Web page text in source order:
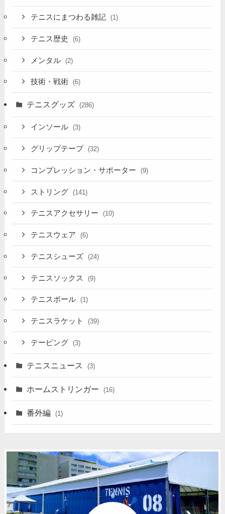
テニスにまつわる雑記 (1)
テニス歴史 (6)
メンタル (2)
技術・戦術 (6)
テニスグッズ (286)
インソール (3)
グリップテープ (32)
コンプレッション・サポーター (9)
ストリング (141)
テニスアクセサリー (10)
テニスウェア (6)
テニスシューズ (24)
テニスソックス (9)
テニスボール (1)
テニスラケット (39)
テーピング (3)
テニスニュース (3)
ホームストリンガー (16)
番外編 (1)